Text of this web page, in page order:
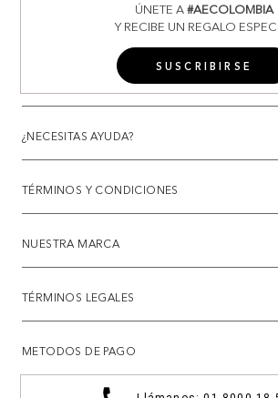
ÚNETE A#AECOLOMBIA
Y RECIBE UN REGALO
SUSCRIBIRSE
¿NECESITAS AYUDA?
TÉRMINOS Y CONDICIONES
NUESTRA MARCA
TÉRMINOS LEGALES
METODOS DE PAGO